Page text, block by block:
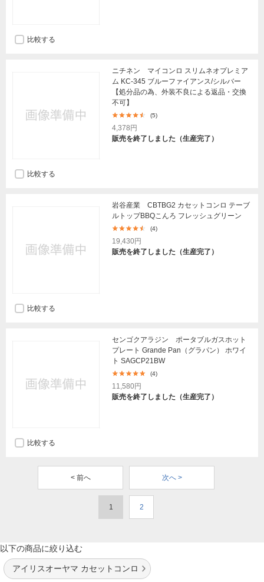
比較する
ニチネン マイコンロ スリムネオプレミア
ム KC-345 ブルーファイアンス/シルバー
【処分品の為、外装不良による返品・交換
不可】
(5)
4,378円
販売を終了しました（生産完了）
比較する
岩谷産業 CBTBG2 カセットコンロ テーブ
ルトップBBQこんろ フレッシュグリーン
(4)
19,430円
販売を終了しました（生産完了）
比較する
センゴクアラジン ポータブルガスホット
プレート Grande Pan（グラパン） ホワイ
ト SAGCP21BW
(4)
11,580円
販売を終了しました（生産完了）
比較する
< 前へ 次へ >
1 2
以下の商品に絞り込む
アイリスオーヤマ カセットコンロ